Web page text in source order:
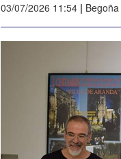
03/07/2026 11:54 |